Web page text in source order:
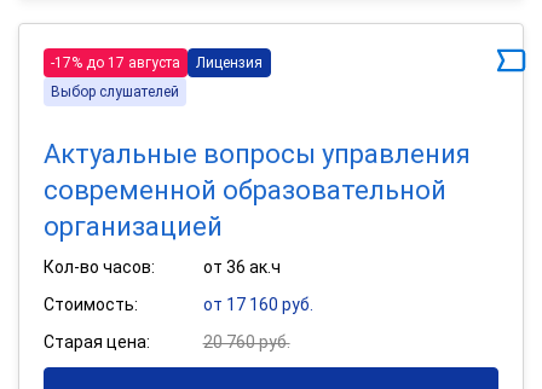
-17% до 17 августа
Лицензия
Выбор слушателей
Актуальные вопросы управления
современной образовательной
организацией
Кол-во часов:
от 36 ак.ч
Стоимость:
от 17 160 руб.
Старая цена:
20 760 руб.